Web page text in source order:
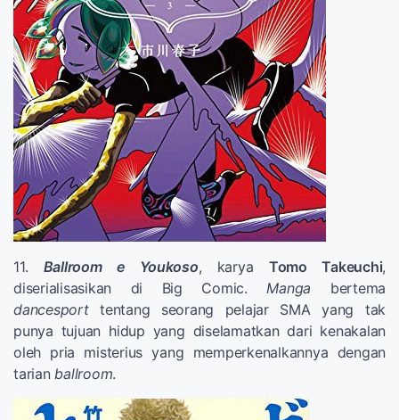
11. Ballroom e Youkoso, karya Tomo Takeuchi,
diserialisasikan di Big Comic. Manga bertema
dancesporttentang seorang pelajar SMA yang tak
punya tujuan hidup yang diselamatkan dari kenakalan
oleh pria misterius yang memperkenalkannya dengan
tarian ballroom.